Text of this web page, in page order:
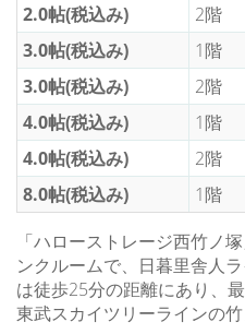
2.0帖(税込み)
2階
3.0帖(税込み)
1階
3.0帖(税込み)
2階
4.0帖(税込み)
1階
4.0帖(税込み)
2階
8.0帖(税込み)
1階
「ハローストレージ西竹ノ
ンクルームで、日暮里舎人
は徒歩25分の距離にあり、
東武スカイツリーラインの竹